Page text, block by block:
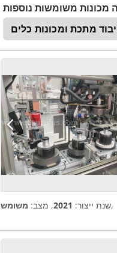
מכונות משומשות נוספות
מתכת ומכונות כלים
שנת ייצור: 2021, מצב: משומש ,